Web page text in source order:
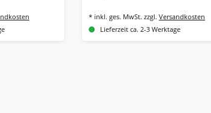
* inkl. ges. MwSt. zzgl.Versandkosten
Lieferzeit ca. 2-3 Werktage